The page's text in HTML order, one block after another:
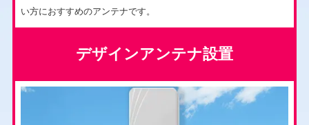
い方におすすめのアンテナです。
デザインアンテナ設置